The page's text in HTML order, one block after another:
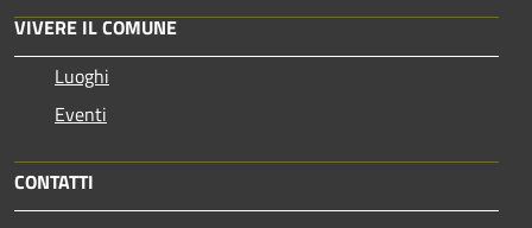
VIVERE IL COMUNE
Luoghi
Eventi
CONTATTI